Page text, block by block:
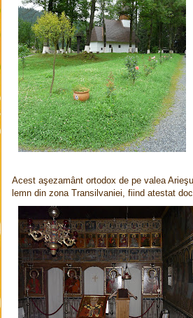
Acest aşezamânt ortodox de pe valea
lemn din zona Transilvaniei, fiind atestat